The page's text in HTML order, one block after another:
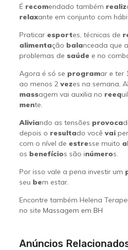
É recomendado também realiz
relaxante em conjunto com
Praticar esportes, técnicas de
alimentação balanceada que
problemas de saúde e no
Agora é só se programar e ter
ao menos 2 vezes na semana,
massagem vai auxilia no reeq
mente.
Aliviando as tensões provoca
depois o resultado você vai
com o nível de estresse muito
os benefícios são inúmeros.
Por isso vale a pena investir um
seu bem estar.
Encontre também Helena
no site Massagem em BH
Anúncios